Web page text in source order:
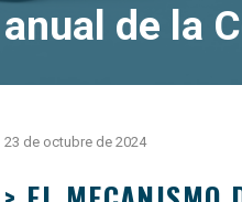
anual de la
23 de octubre de 2024